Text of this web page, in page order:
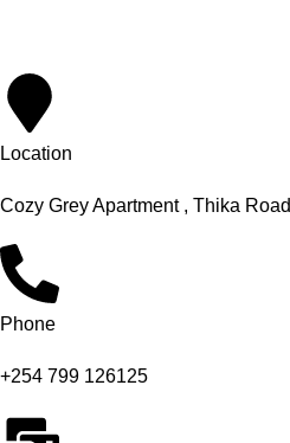
Location
Cozy Grey Apartment , Thika Road
Phone
+254 799 126125